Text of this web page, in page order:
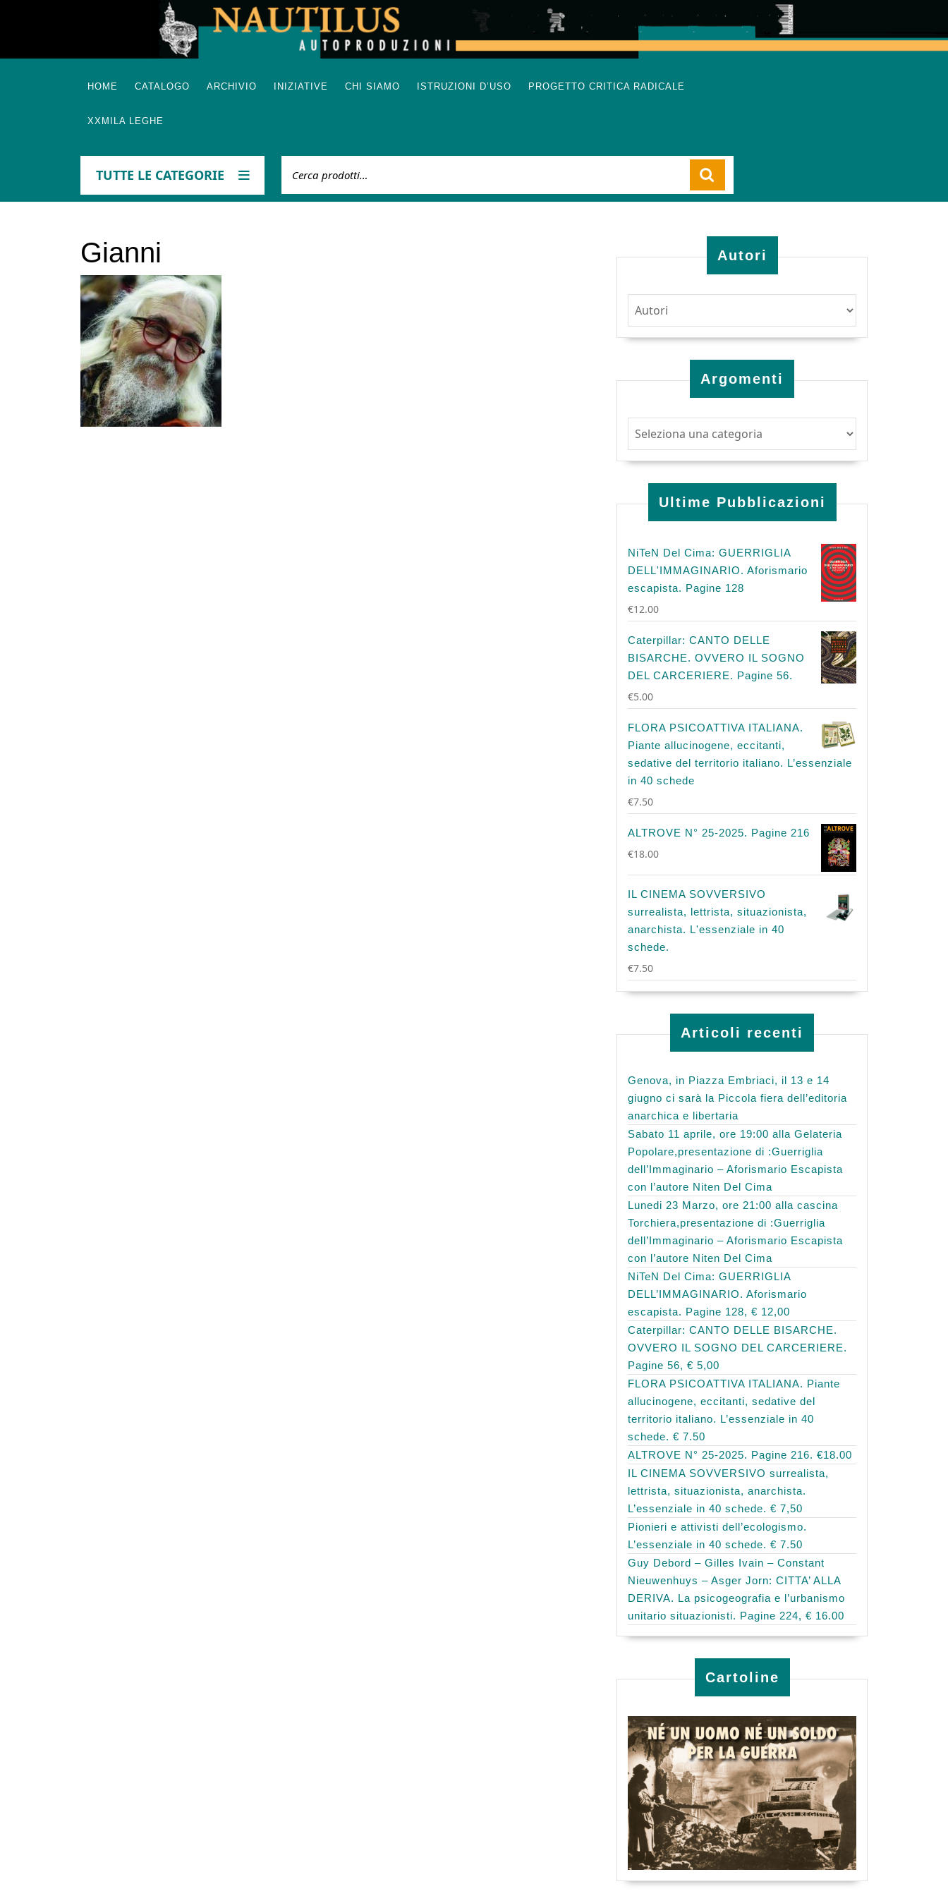
HOME CATALOGO ARCHIVIO INIZIATIVE CHI SIAMO ISTRUZIONI D’USO PROGETTO CRITICA RADICALE
XXMILA LEGHE
TUTTE LE CATEGORIE
Gianni Autori
Argomenti
Ultime Pubblicazioni
NiTeN Del Cima: GUERRIGLIA
DELL'IMMAGINARIO. Aforismario
escapista. Pagine 128
€12.00
Caterpillar: CANTO DELLE
BISARCHE. OVVERO IL SOGNO
DEL CARCERIERE. Pagine 56.
€5.00
FLORA PSICOATTIVA ITALIANA.
Piante allucinogene, eccitanti,
sedative del territorio italiano. L’essenziale
in 40 schede
€7.50
ALTROVE N° 25-2025. Pagine 216
€18.00
IL CINEMA SOVVERSIVO
surrealista, lettrista, situazionista,
anarchista. L'essenziale in 40
schede.
€7.50
Articoli recenti
Genova, in Piazza Embriaci, il 13 e 14
giugno ci sarà la Piccola fiera dell’editoria
anarchica e libertaria
Sabato 11 aprile, ore 19:00 alla Gelateria
Popolare,presentazione di :Guerriglia
dell’Immaginario – Aforismario Escapista
con l’autore Niten Del Cima
Lunedi 23 Marzo, ore 21:00 alla cascina
Torchiera,presentazione di :Guerriglia
dell’Immaginario – Aforismario Escapista
con l’autore Niten Del Cima
NiTeN Del Cima: GUERRIGLIA
DELL’IMMAGINARIO. Aforismario
escapista. Pagine 128, € 12,00
Caterpillar: CANTO DELLE BISARCHE.
OVVERO IL SOGNO DEL CARCERIERE.
Pagine 56, € 5,00
FLORA PSICOATTIVA ITALIANA. Piante
allucinogene, eccitanti, sedative del
territorio italiano. L’essenziale in 40
schede. € 7.50
ALTROVE N° 25-2025. Pagine 216. €18.00
IL CINEMA SOVVERSIVO surrealista,
lettrista, situazionista, anarchista.
L’essenziale in 40 schede. € 7,50
Pionieri e attivisti dell’ecologismo.
L’essenziale in 40 schede. € 7.50
Guy Debord – Gilles Ivain – Constant
Nieuwenhuys – Asger Jorn: CITTA’ ALLA
DERIVA. La psicogeografia e l’urbanismo
unitario situazionisti. Pagine 224, € 16.00
Cartoline